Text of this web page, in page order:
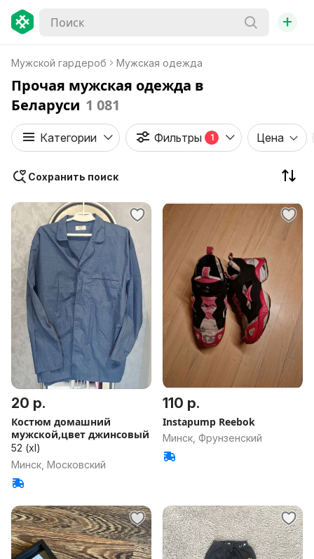
+
Мужской гардероб Мужская одежда
Прочая мужская одежда в
Беларуси 1 081
Категории Фильтры 1 Цена
Сохранить поиск
20 р.
Костюм домашний
мужской,цвет джинсовый
52 (xl)
Минск, Московский
110 р.
Instapump Reebok
Минск, Фрунзенский